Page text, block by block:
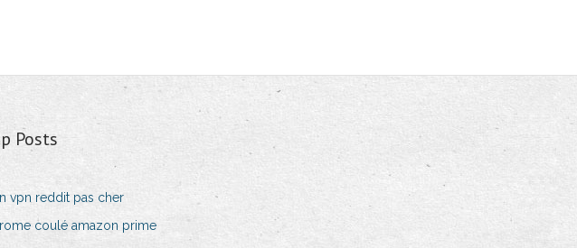
Posts
vpn reddit pas cher
coulé amazon prime